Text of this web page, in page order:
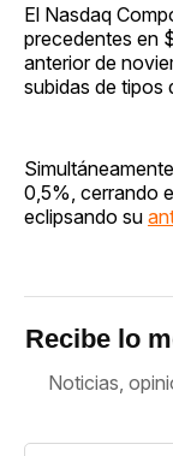
El Nasdaq
precedentes en
anterior de
subidas de tipos
0,5%, cerrando
eclipsando su
Recibe lo
Noticias,